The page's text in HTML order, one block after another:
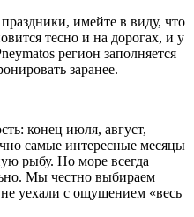
имейте в виду, что
тесно и на дорогах, и у
регион заполняется
заранее.
конец июля, август,
самые интересные месяцы
рыбу. Но море всегда
Мы честно выбираем
уехали с ощущением «весь